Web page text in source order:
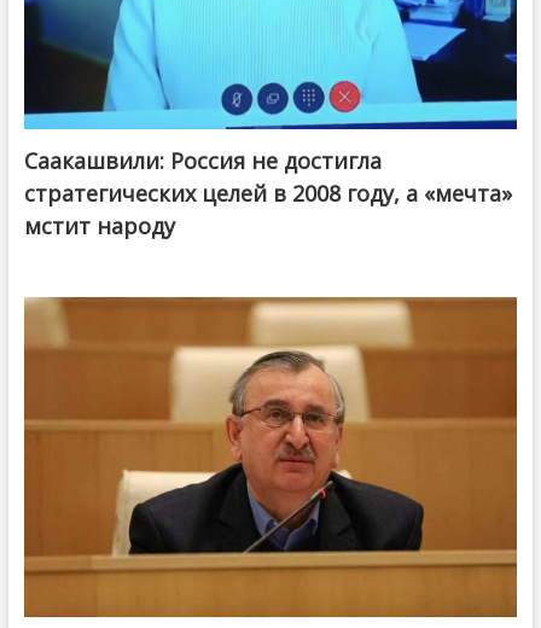
Саакашвили: Россия не достигла
стратегических целей в 2008 году, а «мечта»
мстит народу